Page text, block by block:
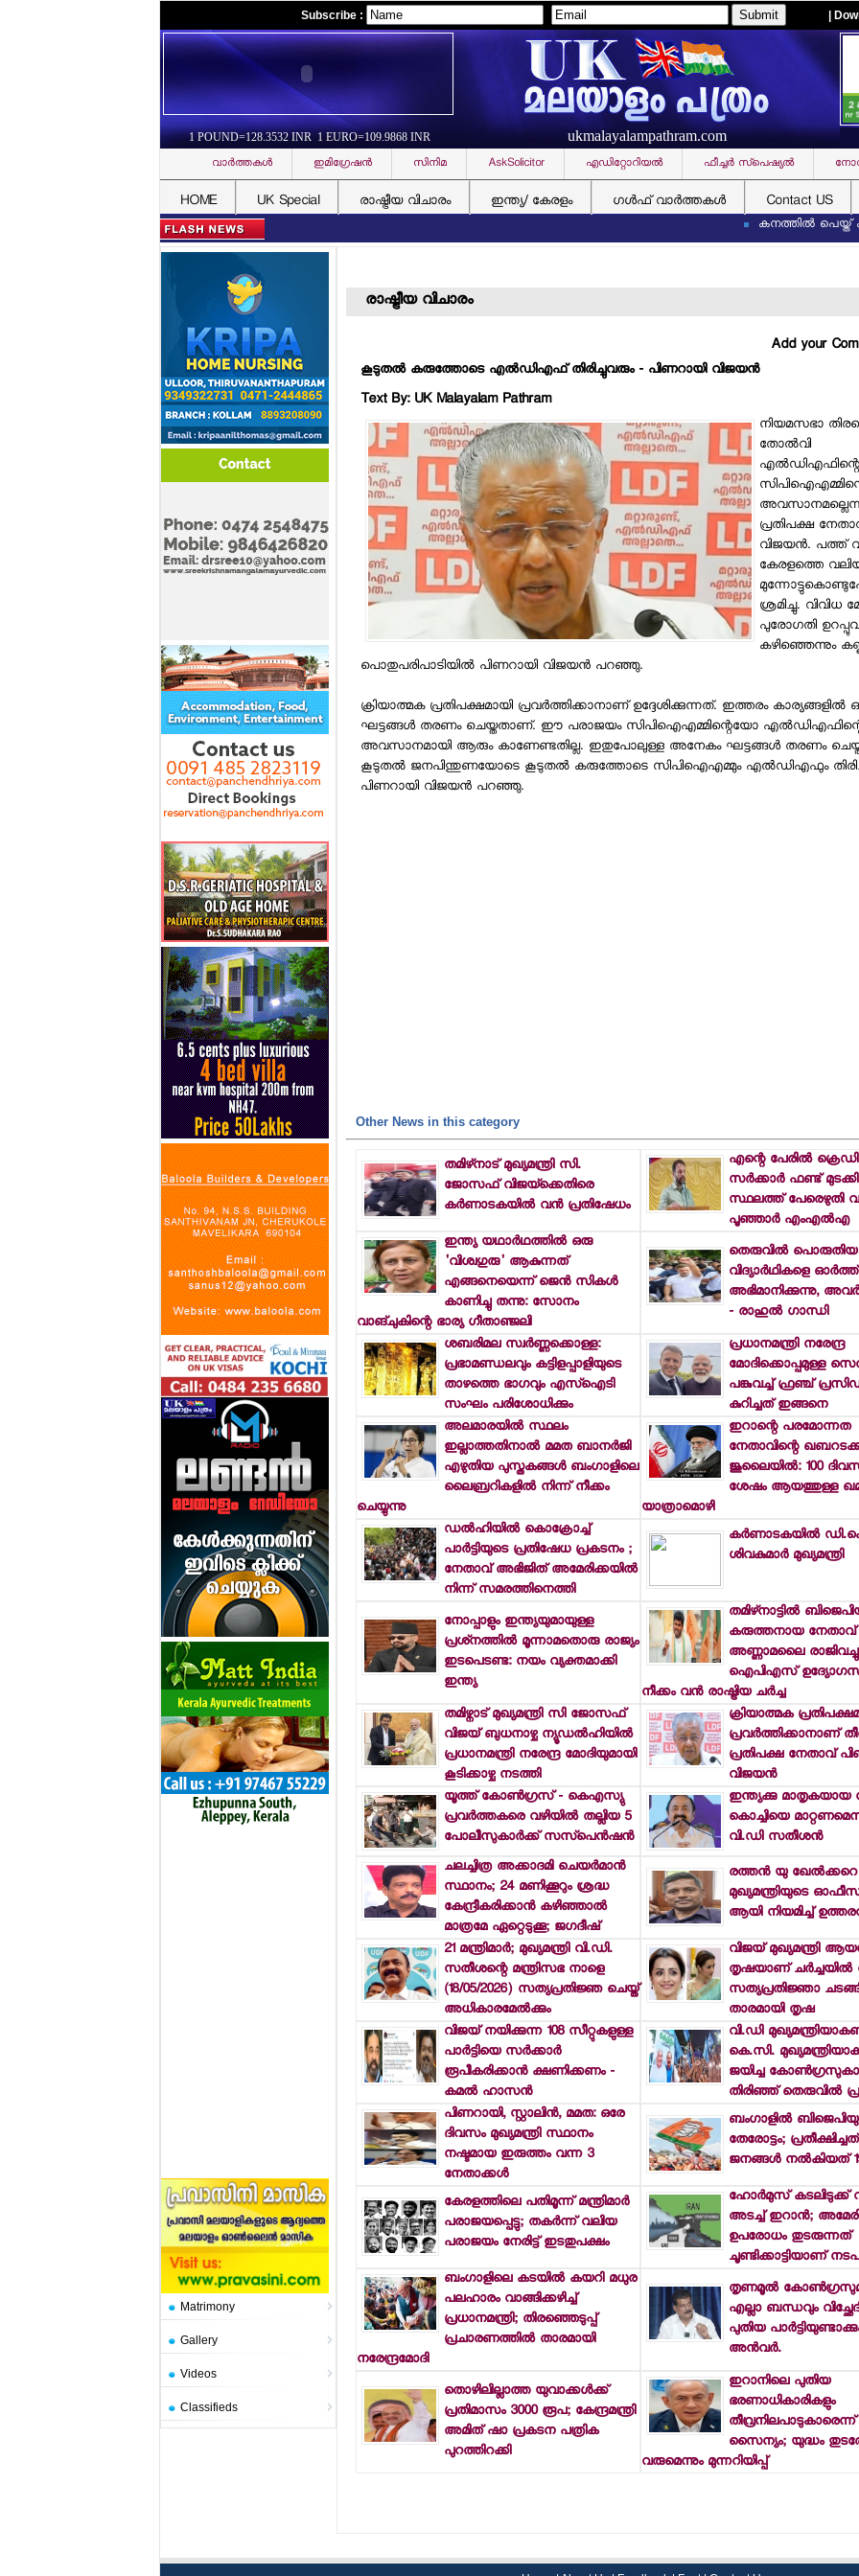
Subscribe : |
1 POUND=128.3532 INR 1 EURO=109.9868 INR ukmalayalampathram.com
വാര്‍ത്തകള്‍ ഇമിഗ്രേഷന്‍ സിനിമ AskSolicitor എഡിറ്റോറിയല്‍ ഫീച്ചര്‍ സ്‌പെഷ്യല്‍
HOME UK Special രാഷ്ട്രീയ വിചാരം ഇന്ത്യ/ കേരളം ഗള്‍ഫ് വാര്‍ത്തകള്‍ Contact US
കനത്തില്‍ പെയ്ത്
Matrimony
Gallery
Videos
Classifieds
രാഷ്ട്രീയ വിചാരം
Add your
കൂടുതല്‍ കരുത്തോടെ എല്‍ഡിഎഫ് തിരിച്ചുവരും - പിണറായി വിജയന്‍
Text By: UK Malayalam Pathram
നിയമസഭാ
തോല്‍വി
പ്രതിപക്ഷ
വിജയന്‍. പത്ത്
കേരളത്തെ
ശ്രമിച്ചു. വിവിധ
പുരോഗതി
കഴിഞ്ഞെന്നും
പൊതുപരിപാടിയില്‍ പിണറായി വിജയന്‍ പറഞ്ഞു.
ക്രിയാത്മക പ്രതിപക്ഷമായി പ്രവര്‍ത്തിക്കാനാണ് ഉദ്ദേശിക്കുന്നത്. ഇത്തരം കാര്യങ്ങളില്‍
ഘട്ടങ്ങള്‍ തരണം ചെയ്തതാണ്. ഈ പരാജയം സിപിഐഎമ്മിന്റെയോ
അവസാനമായി ആരും കാണേണ്ടതില്ല. ഇതുപോലുള്ള അനേകം ഘട്ടങ്ങള്‍ തരണം
കൂടുതല്‍ ജനപിന്തുണയോടെ കൂടുതല്‍ കരുത്തോടെ സിപിഐഎമ്മും എല്‍ഡിഎഫും
പിണറായി വിജയന്‍ പറഞ്ഞു.
Other News in this category
തമിഴ്‌നാട് മുഖ്യമന്ത്രി സി.
ജോസഫ് വിജയ്‌ക്കെതിരെ
കര്‍ണാടകയില്‍ വന്‍ പ്രതിഷേധം
എന്റെ പേരില്‍
സര്‍ക്കാര്‍ ഫണ്ട്
സ്ഥലത്ത് പേരെഴുതി
പൂഞ്ഞാര്‍ എംഎല്‍എ
ഇന്ത്യ യഥാര്‍ഥത്തില്‍ ഒരു
'വിശ്വഗുരു' ആകുന്നത്
എങ്ങനെയെന്ന് ജെന്‍ സികള്‍
കാണിച്ചു തന്നു: സോനം
വാങ്ചുകിന്റെ ഭാര്യ ഗീതാഞ്ജലി
തെരുവില്‍ പൊരുതിയ
വിദ്യാര്‍ഥികളെ ഓര്‍ത്ത്
അഭിമാനിക്കുന്നു,
- രാഹുല്‍ ഗാന്ധി
ശബരിമല സ്വര്‍ണ്ണക്കൊള്ള:
പ്രഭാമണ്ഡലവും കട്ടിളപ്പാളിയുടെ
താഴത്തെ ഭാഗവും എസ്‌ഐടി
സംഘം പരിശോധിക്കും
പ്രധാനമന്ത്രി നരേന്ദ്ര
മോദിക്കൊപ്പമുള്ള
പങ്കുവച്ച് ഫ്രഞ്ച്
കുറിച്ചത് ഇങ്ങനെ
അലമാരയില്‍ സ്ഥലം
ഇല്ലാത്തതിനാല്‍ മമത ബാനര്‍ജി
എഴുതിയ പുസ്തകങ്ങള്‍ ബംഗാളിലെ
ലൈബ്രറികളില്‍ നിന്ന് നീക്കം
ചെയ്യുന്നു
ഇറാന്റെ പരമോന്നത
നേതാവിന്റെ
ജൂലൈയില്‍: 100 ദിവസം
ശേഷം ആയത്തുള്ള
യാത്രാമൊഴി
ഡല്‍ഹിയില്‍ കൊക്രോച്ച്
പാര്‍ട്ടിയുടെ പ്രതിഷേധ പ്രകടനം ;
നേതാവ് അഭിജിത് അമേരിക്കയില്‍
നിന്ന് സമരത്തിനെത്തി
കര്‍ണാടകയില്‍
ശിവകുമാര്‍ മുഖ്യമന്ത്രി
നോപ്പാളും ഇന്ത്യയുമായുള്ള
പ്രശ്‌നത്തില്‍ മൂന്നാമതൊരു രാജ്യം
ഇടപെടണ്ട: നയം വ്യക്തമാക്കി
ഇന്ത്യ
തമിഴ്‌നാട്ടില്‍
കരുത്തനായ നേതാവ്
അണ്ണാമലൈ
ഐപിഎസ്
നീക്കം വന്‍ രാഷ്ട്രിയ ചര്‍ച്ച
തമിഴ്നാട് മുഖ്യമന്ത്രി സി ജോസഫ്
വിജയ് ബുധനാഴ്ച ന്യൂഡല്‍ഹിയില്‍
പ്രധാനമന്ത്രി നരേന്ദ്ര മോദിയുമായി
കൂടിക്കാഴ്ച നടത്തി
ക്രിയാത്മക
പ്രവര്‍ത്തിക്കാനാണ്
പ്രതിപക്ഷ നേതാവ്
വിജയന്‍
യൂത്ത് കോണ്‍ഗ്രസ് - കെഎസ്യു
പ്രവര്‍ത്തകരെ വഴിയില്‍ തല്ലിയ 5
പോലീസുകാര്‍ക്ക് സസ്‌പെന്‍ഷന്‍
ഇന്ത്യക്കു മാതൃകയായ
കൊച്ചിയെ
വി.ഡി സതീശന്‍
ചലച്ചിത്ര അക്കാദമി ചെയര്‍മാന്‍
സ്ഥാനം; 24 മണിക്കൂറും ശ്രദ്ധ
കേന്ദ്രീകരിക്കാന്‍ കഴിഞ്ഞാല്‍
മാത്രമേ ഏറ്റെടുക്കൂ; ജഗദീഷ്
രത്തന്‍ യു ഖേല്‍ക്കറെ
മുഖ്യമന്ത്രിയുടെ
ആയി നിയമിച്ച്
21 മന്ത്രിമാര്‍; മുഖ്യമന്ത്രി വി.ഡി.
സതീശന്റെ മന്ത്രിസഭ നാളെ
(18/05/2026) സത്യപ്രതിജ്ഞ ചെയ്ത്
അധികാരമേല്‍ക്കും
വിജയ് മുഖ്യമന്ത്രി
തൃഷയാണ് ചര്‍ച്ചയില്‍
സത്യപ്രതിജ്ഞാ
താരമായി തൃഷ
വിജയ് നയിക്കുന്ന 108 സീറ്റുകളുള്ള
പാര്‍ട്ടിയെ സര്‍ക്കാര്‍
രൂപീകരിക്കാന്‍ ക്ഷണിക്കണം -
കമല്‍ ഹാസന്‍
വി.ഡി
കെ.സി.
ജയിച്ച
തിരിഞ്ഞ് തെരുവില്‍
പിണറായി, സ്റ്റാലിന്‍, മമത: ഒരേ
ദിവസം മുഖ്യമന്ത്രി സ്ഥാനം
നഷ്ടമായ ഇരുത്തം വന്ന 3
നേതാക്കള്‍
ബംഗാളില്‍
തേരോട്ടം; പ്രതീക്ഷിച്ചത്
ജനങ്ങള്‍ നല്‍കിയത്
കേരളത്തിലെ പതിമൂന്ന് മന്ത്രിമാര്‍
പരാജയപ്പെട്ടു; തകര്‍ന്ന് വലിയ
പരാജയം നേരിട്ട് ഇടതുപക്ഷം
ഹോര്‍മുസ് കടലിടുക്ക്
അടച്ച് ഇറാന്‍;
ഉപരോധം തുടരുന്നത്
ചൂണ്ടിക്കാട്ടിയാണ്
ബംഗാളിലെ കടയില്‍ കയറി മധുര
പലഹാരം വാങ്ങിക്കഴിച്ച്
പ്രധാനമന്ത്രി; തിരഞ്ഞെടുപ്പ്
പ്രചാരണത്തില്‍ താരമായി
നരേന്ദ്രമോദി
തൃണമൂല്‍
എല്ലാ ബന്ധവും
പുതിയ
അന്‍വര്‍.
തൊഴിലില്ലാത്ത യുവാക്കള്‍ക്ക്
പ്രതിമാസം 3000 രൂപ; കേന്ദ്രമന്ത്രി
അമിത് ഷാ പ്രകടന പത്രിക
പുറത്തിറക്കി
ഇറാനിലെ പുതിയ
ഭരണാധികാരികളും
സൈന്യം; യുദ്ധം
വരുമെന്നും മുന്നറിയിപ്പ്